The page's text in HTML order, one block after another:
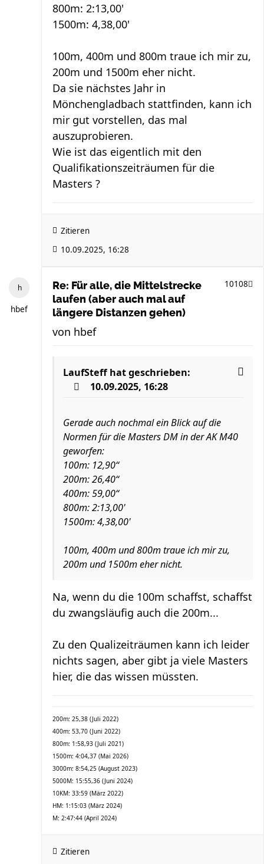
800m: 2:13,00'
1500m: 4,38,00'
100m, 400m und 800m traue ich mir zu,
200m und 1500m eher nicht.
Da sie nächstes Jahr in
Mönchengladbach stattfinden, kann ich
mir gut vorstellen, das mal
auszuprobieren.
Wie ist das eigentlich mit den
Qualifikationszeiträumen für die
Masters ?
Zitieren
10.09.2025, 16:28
hbef
Re: Für alle, die Mittelstrecke
laufen (aber auch mal auf
längere Distanzen gehen)
10108
von hbef
LaufSteffhat geschrieben:
10.09.2025, 16:28
Gerade auch nochmal ein Blick auf die
Normen für die Masters DM in der AK M40
geworfen:
100m: 12,90“
200m: 26,40“
400m: 59,00“
800m: 2:13,00'
1500m: 4,38,00'
100m, 400m und 800m traue ich mir zu,
200m und 1500m eher nicht.
Na, wenn du die 100m schaffst, schaffst
du zwangsläufig auch die 200m...
Zu den Qualizeiträumen kann ich leider
nichts sagen, aber gibt ja viele Masters
hier, die das wissen müssten.
200m: 25,38 (Juli 2022)
400m: 53,70 (Juni 2022)
800m: 1:58,93 (Juli 2021)
1500m: 4:04,37 (Mai 2026)
3000m: 8:54,25 (August 2023)
5000M: 15:55,36 (Juni 2024)
10KM: 33:59 (März 2022)
HM: 1:15:03 (März 2024)
M: 2:47:44 (April 2024)
Zitieren